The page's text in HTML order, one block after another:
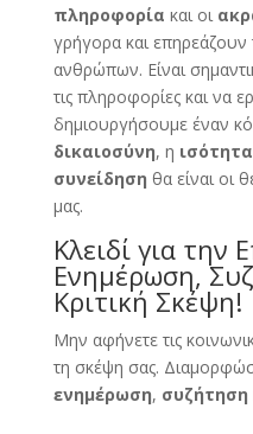
πληροφορία και οι
γρήγορα και επηρεάζουν
ανθρώπων. Είναι
τις πληροφορίες και να
δημιουργήσουμε έναν
δικαιοσύνη, η ισότητα
συνείδηση θα είναι οι
μας.
Κλειδί για την
Ενημέρωση,
Κριτική Σκέψη!
Μην αφήνετε τις
τη σκέψη σας.
ενημέρωση, συζήτηση